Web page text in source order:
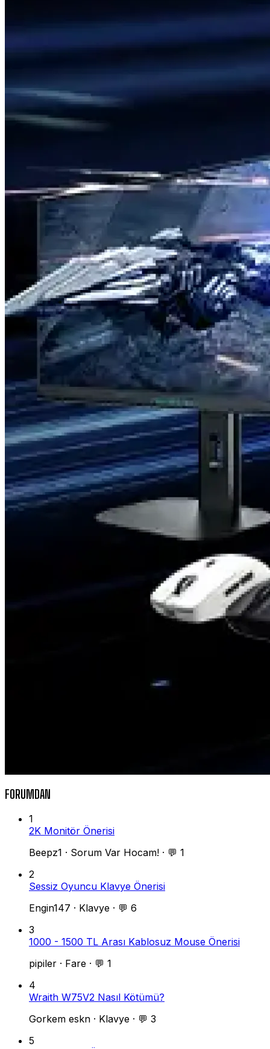
FORUMDAN
1
2K Monitör Önerisi
Beepz1 · Sorum Var Hocam! · 💬 1
2
Sessiz Oyuncu Klavye Önerisi
Engin147 · Klavye · 💬 6
3
1000 - 1500 TL Arası Kablosuz Mouse Önerisi
pipiler · Fare · 💬 1
4
Wraith W75V2 Nasıl Kötümü?
Gorkem eskn · Klavye · 💬 3
5